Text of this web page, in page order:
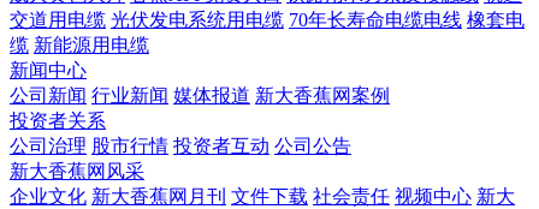
交道用电缆 光伏发电系统用电缆 70年长寿命电缆电线 橡套电
缆 新能源用电缆
新闻中心
公司新闻 行业新闻 媒体报道 新大香蕉网案例
投资者关系
公司治理 股市行情 投资者互动 公司公告
新大香蕉网风采
企业文化 新大香蕉网月刊 文件下载 社会责任 视频中心 新大